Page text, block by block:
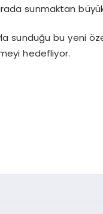
sunmaktan
sunduğu bu yeni
hedefliyor.